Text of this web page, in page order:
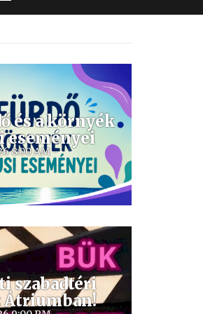
és a környék
eseményei
8:00 AM -
szabadtéri
Átriumban!